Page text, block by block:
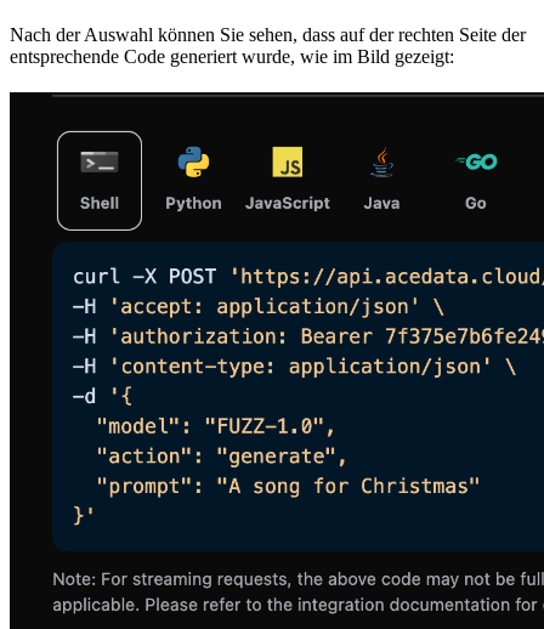
Nach der Auswahl können Sie sehen, dass auf der rechten Seite der
entsprechende Code generiert wurde, wie im Bild gezeigt: